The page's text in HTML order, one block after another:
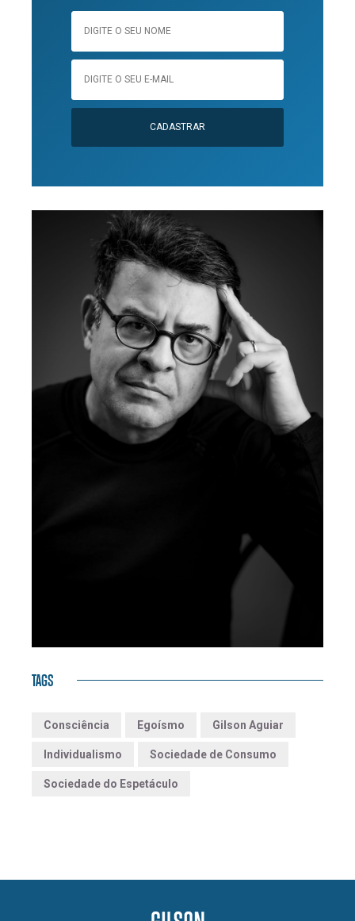
CADASTRAR
TAGS
Consciência Egoísmo Gilson Aguiar
Individualismo Sociedade de Consumo
Sociedade do Espetáculo